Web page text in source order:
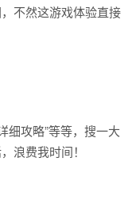
不然这游戏体验直接
细攻略”等等，搜一大
浪费我时间！